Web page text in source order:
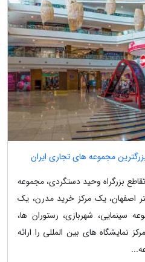
مجموعه های تجاری ایران
بزرگراه وحید دستگردی، مجموعه
اصفهان، یک مرکز خرید مدرن، یک
ستاره، مجموعه سینمایی، شهربازی، رستوران ها،
نمایشگاه های بین المللی را ارائه